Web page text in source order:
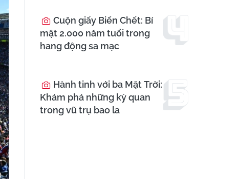
Cuộn giấy Biển Chết: Bí
mật 2.000 năm tuổi trong
hang động sa mạc
Hành tinh với ba Mặt Trời:
Khám phá những kỳ quan
trong vũ trụ bao la